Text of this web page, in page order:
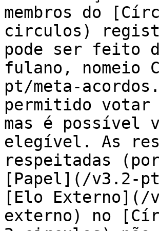
membros do
circulos)
pode ser feito
fulano, nomeio
pt/meta-
permitido votar
mas é possível
elegível. As
respeitadas
[Papel](/v3.2-
[Elo Externo](/
externo) no